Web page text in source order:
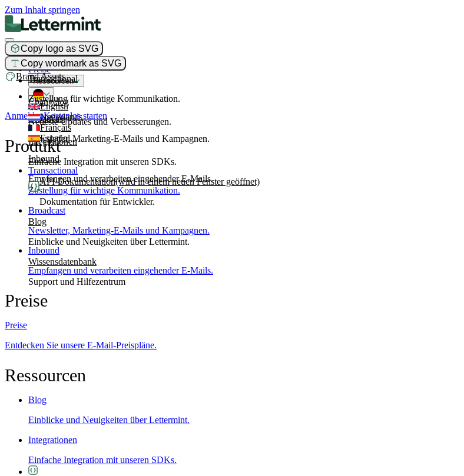
Zum Inhalt springen
Copy logo as SVG
Copy wordmark as SVG
Brand Assets
Produkt
Transactional
Zustellung für wichtige Kommunikation.
Broadcast
Newsletter, Marketing-E-Mails und Kampagnen.
Inbound
Empfangen und verarbeiten eingehender E-Mails.
Preise
Ressourcen
Changelog
Neueste Updates und Verbesserungen.
Integrationen
Einfache Integration mit unseren SDKs.
API-Dokumentation(wird in einem neuen Fenster geöffnet)
Dokumentation für Entwickler.
Blog
Einblicke und Neuigkeiten über Lettermint.
Wissensdatenbank
Support und Hilfezentrum
English
Nederlands
Français
Español
AnmeldenKostenlos starten
Produkt
Transactional
Zustellung für wichtige Kommunikation.
Broadcast
Newsletter, Marketing-E-Mails und Kampagnen.
Inbound
Empfangen und verarbeiten eingehender E-Mails.
Preise
Preise
Entdecken Sie unsere E-Mail-Preispläne.
Ressourcen
Blog
Einblicke und Neuigkeiten über Lettermint.
Integrationen
Einfache Integration mit unseren SDKs.